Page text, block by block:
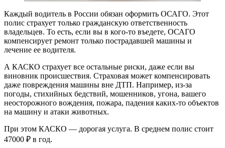
Каждый водитель в России обязан оформить ОСАГО. Этот
полис страхует только гражданскую ответственность
владельцев. То есть, если вы в кого-то въедете, ОСАГО
компенсирует ремонт только пострадавшей машины и
лечение ее водителя.
А КАСКО страхует все остальные риски, даже если вы
виновник происшествия. Страховая может компенсировать
даже повреждения машины вне ДТП. Например, из-за
погоды, стихийных бедствий, мошенников, угона, вашего
неосторожного вождения, пожара, падения каких-то объектов
на машину и атаки животных.
При этом КАСКО — дорогая услуга. В среднем полис стоит
47000 ₽ в год.